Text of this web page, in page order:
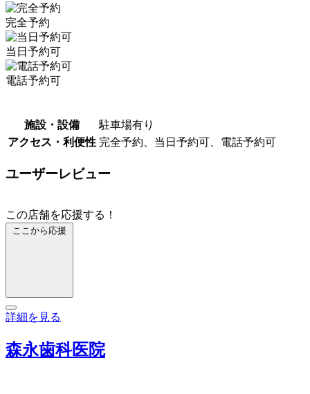
完全予約
当日予約可
電話予約可
施設・設備
駐車場有り
アクセス・利便性 完全予約、当日予約可、電話予約可
ユーザーレビュー
この店舗を応援する！
ここから応援
詳細を見る
森永歯科医院